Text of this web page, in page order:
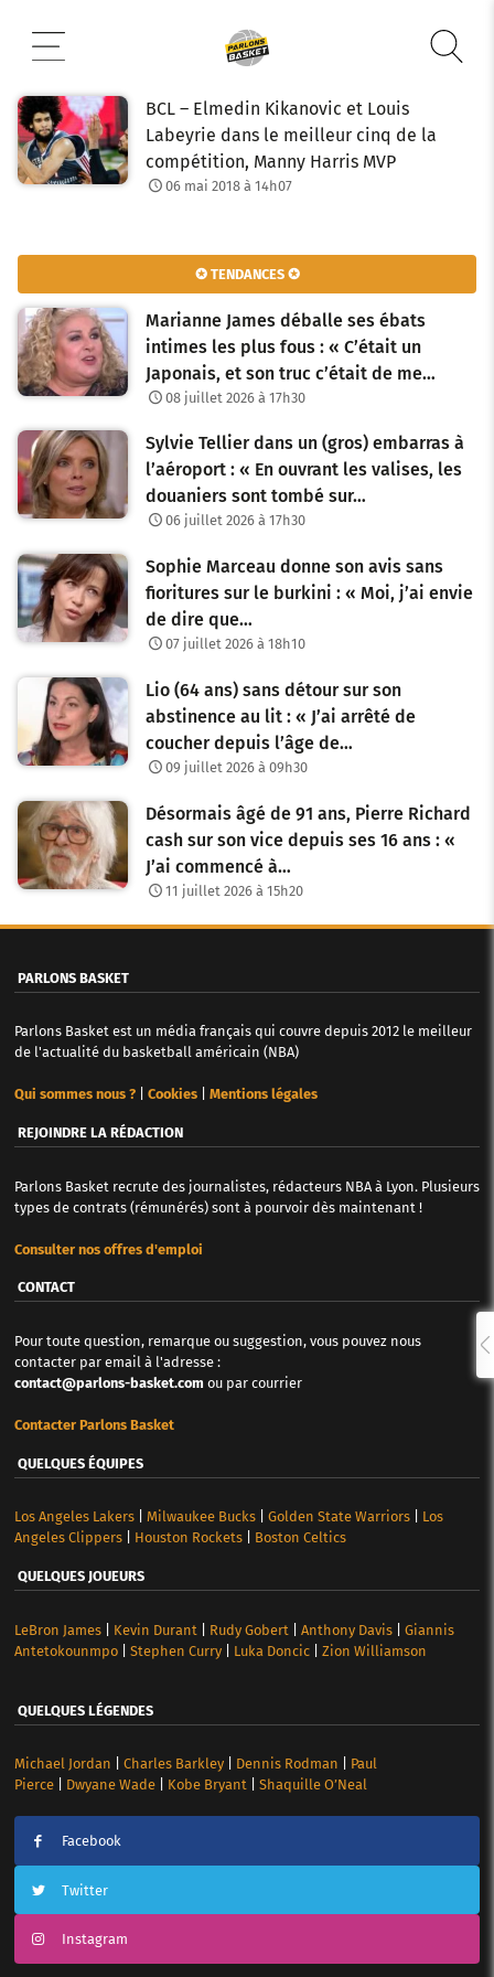
contenu
BCL – Elmedin Kikanovic et Louis
Labeyrie dans le meilleur cinq de la
compétition, Manny Harris MVP
06 mai 2018 à 14h07
✪ TENDANCES ✪
Marianne James déballe ses ébats
intimes les plus fous : « C’était un
Japonais, et son truc c’était de me…
08 juillet 2026 à 17h30
Sylvie Tellier dans un (gros) embarras à
l’aéroport : « En ouvrant les valises, les
douaniers sont tombé sur…
06 juillet 2026 à 17h30
Sophie Marceau donne son avis sans
fioritures sur le burkini : « Moi, j’ai envie
de dire que…
07 juillet 2026 à 18h10
Lio (64 ans) sans détour sur son
abstinence au lit : « J’ai arrêté de
coucher depuis l’âge de…
09 juillet 2026 à 09h30
Désormais âgé de 91 ans, Pierre Richard
cash sur son vice depuis ses 16 ans : «
J’ai commencé à…
11 juillet 2026 à 15h20
PARLONS BASKET
Parlons Basket est un média français qui couvre depuis 2012 le meilleur
de l'actualité du basketball américain (NBA)
Qui sommes nous ?| Cookies| Mentions légales
REJOINDRE LA RÉDACTION
Parlons Basket recrute des journalistes, rédacteurs NBA à Lyon. Plusieurs
types de contrats (rémunérés) sont à pourvoir dès maintenant !
Consulter nos offres d'emploi
CONTACT
Pour toute question, remarque ou suggestion, vous pouvez nous
contacter par email à l'adresse :
contact@parlons-basket.com ou par courrier
Contacter Parlons Basket
QUELQUES ÉQUIPES
Los Angeles Lakers| Milwaukee Bucks| Golden State Warriors| Los
Angeles Clippers| Houston Rockets| Boston Celtics
QUELQUES JOUEURS
LeBron James| Kevin Durant Rudy Gobert Anthony Davis| Giannis
Antetokounmpo| Stephen Curry| Luka Doncic| Zion Williamson
QUELQUES LÉGENDES
Michael Jordan Charles Barkley| Dennis Rodman
Paul
Pierce| Dwyane Wade| Kobe Bryant| Shaquille O’Neal
Facebook
Twitter
Instagram